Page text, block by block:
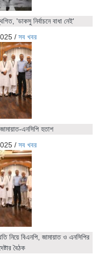
'ডাকসু নির্বাচনে বাধা নেই'
/ সব খবর
এনসিপি হতাশ
/ সব খবর
নিয়ে বিএনপি, জামায়াত ও এনসিপির
বৈঠক